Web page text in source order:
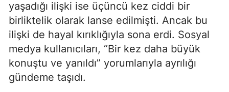
yaşadığı ilişki ise üçüncü kez ciddi bir
birliktelik olarak lanse edilmişti. Ancak bu
ilişki de hayal kırıklığıyla sona erdi. Sosyal
medya kullanıcıları, “Bir kez daha büyük
konuştu ve yanıldı” yorumlarıyla ayrılığı
gündeme taşıdı.